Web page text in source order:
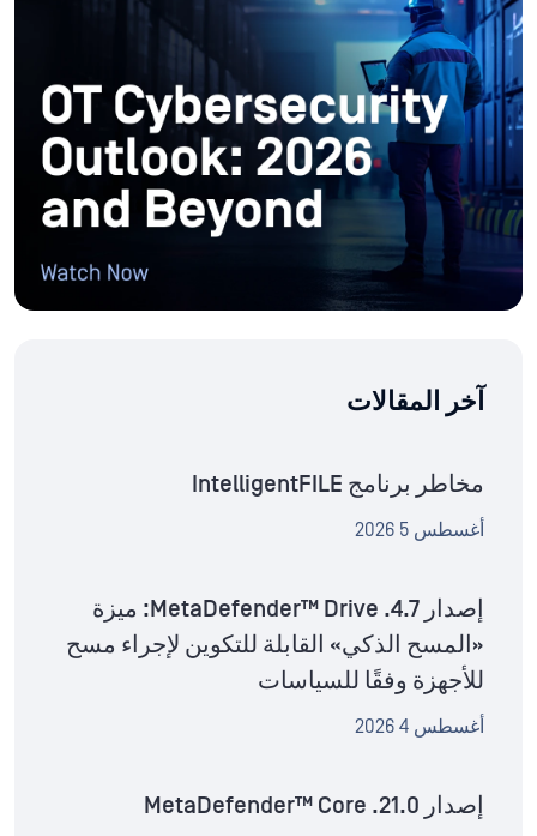
آخر المقالات
مخاطر برنامج IntelligentFILE
أغسطس 5 2026
إصدار MetaDefender™ Drive .4.7: ميزة
«المسح الذكي» القابلة للتكوين لإجراء مسح
للأجهزة وفقًا للسياسات
أغسطس 4 2026
إصدار MetaDefender™ Core .21.0